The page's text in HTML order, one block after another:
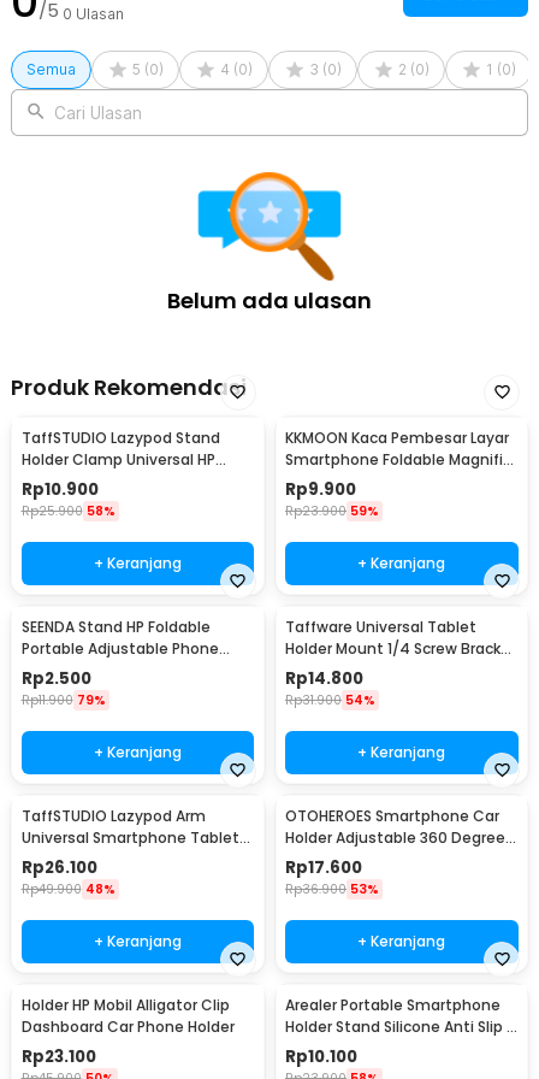
/5 0 Ulasan
Semua 5 (0) 4 (0) 3 (0) 2 (0) 1 (0)
Cari Ulasan
Belum ada ulasan
Produk Rekomendasi
TaffSTUDIO Lazypod Stand
Holder Clamp Universal HP
Tablet Monopod 57cm -
Tripod-8-1
Rp10.900
Rp25.900 58%
+ Keranjang
KKMOON Kaca Pembesar Layar
Smartphone Foldable Magnifier
Stand 5X - F1
Rp9.900
Rp23.900 59%
+ Keranjang
SEENDA Stand HP Foldable
Portable Adjustable Phone
Holder - S089
Rp2.500
Rp11.900 79%
+ Keranjang
Taffware Universal Tablet
Holder Mount 1/4 Screw Bracket
Tripod - VTM4
Rp14.800
Rp31.900 54%
+ Keranjang
TaffSTUDIO Lazypod Arm
Universal Smartphone Tablet
Holder Klip Clamp - A-138
Rp26.100
Rp49.900 48%
+ Keranjang
OTOHEROES Smartphone Car
Holder Adjustable 360 Degree
with Suction Cup - T003
Rp17.600
Rp36.900 53%
+ Keranjang
Holder HP Mobil Alligator Clip
Dashboard Car Phone Holder
Rp23.100
Arealer Portable Smartphone
Holder Stand Silicone Anti Slip -
PA456
Rp10.100